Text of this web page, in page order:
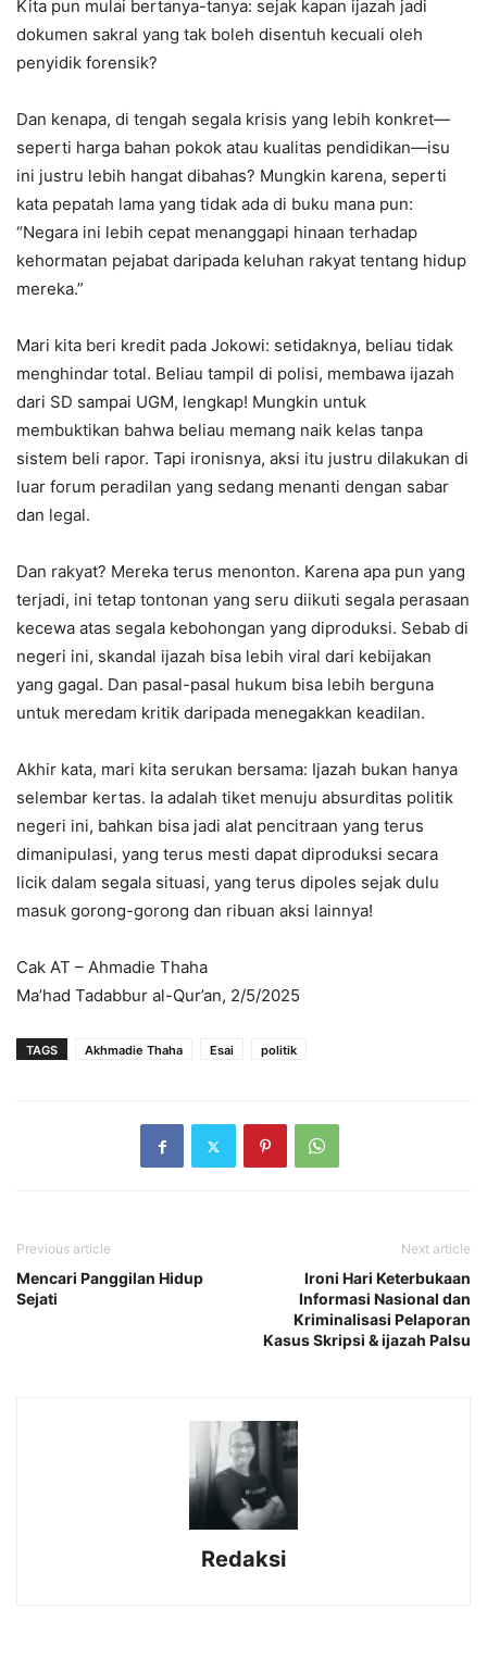
Kita pun mulai bertanya-tanya: sejak kapan ijazah jadi
dokumen sakral yang tak boleh disentuh kecuali oleh
penyidik forensik?
Dan kenapa, di tengah segala krisis yang lebih konkret—
seperti harga bahan pokok atau kualitas pendidikan—isu
ini justru lebih hangat dibahas? Mungkin karena, seperti
kata pepatah lama yang tidak ada di buku mana pun:
“Negara ini lebih cepat menanggapi hinaan terhadap
kehormatan pejabat daripada keluhan rakyat tentang hidup
mereka.”
Mari kita beri kredit pada Jokowi: setidaknya, beliau tidak
menghindar total. Beliau tampil di polisi, membawa ijazah
dari SD sampai UGM, lengkap! Mungkin untuk
membuktikan bahwa beliau memang naik kelas tanpa
sistem beli rapor. Tapi ironisnya, aksi itu justru dilakukan di
luar forum peradilan yang sedang menanti dengan sabar
dan legal.
Dan rakyat? Mereka terus menonton. Karena apa pun yang
terjadi, ini tetap tontonan yang seru diikuti segala perasaan
kecewa atas segala kebohongan yang diproduksi. Sebab di
negeri ini, skandal ijazah bisa lebih viral dari kebijakan
yang gagal. Dan pasal-pasal hukum bisa lebih berguna
untuk meredam kritik daripada menegakkan keadilan.
Akhir kata, mari kita serukan bersama: Ijazah bukan hanya
selembar kertas. Ia adalah tiket menuju absurditas politik
negeri ini, bahkan bisa jadi alat pencitraan yang terus
dimanipulasi, yang terus mesti dapat diproduksi secara
licik dalam segala situasi, yang terus dipoles sejak dulu
masuk gorong-gorong dan ribuan aksi lainnya!
Cak AT – Ahmadie Thaha
Ma’had Tadabbur al-Qur’an, 2/5/2025
TAGS Akhmadie Thaha Esai politik
Previous article
Mencari Panggilan Hidup
Sejati
Next article
Ironi Hari Keterbukaan
Informasi Nasional dan
Kriminalisasi Pelaporan
Kasus Skripsi & ijazah Palsu
Redaksi